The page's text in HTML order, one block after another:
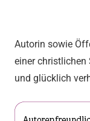
Autorin sowie
einer
und glücklich